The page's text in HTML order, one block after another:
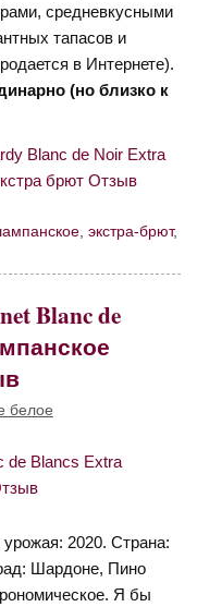
средневкусными
тапасов и
в Интернете).
(но близко к
,экстра-брют,
Blanc de
белое
2020. Страна:
Шардоне, Пино
Я бы